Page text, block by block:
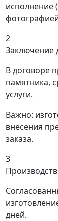
исполнение
2
Заключение
В договоре
памятника,
услуги.
Важно:
внесения
заказа.
3
дней.